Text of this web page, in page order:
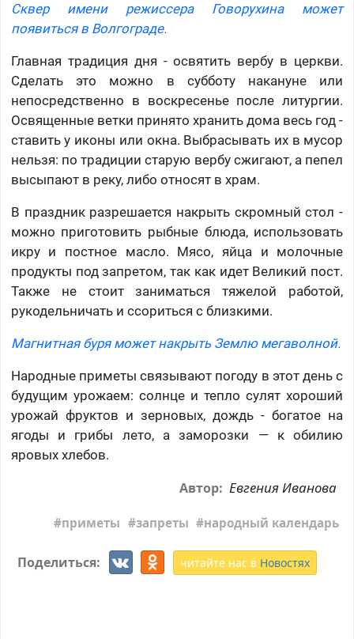
Сквер имени режиссера Говорухина может
появиться в Волгограде.
Главная традиция дня - освятить вербу в церкви.
Сделать это можно в субботу накануне или
непосредственно в воскресенье после литургии.
Освященные ветки принято хранить дома весь год -
ставить у иконы или окна. Выбрасывать их в мусор
нельзя: по традиции старую вербу сжигают, а пепел
высыпают в реку, либо относят в храм.
В праздник разрешается накрыть скромный стол -
можно приготовить рыбные блюда, использовать
икру и постное масло. Мясо, яйца и молочные
продукты под запретом, так как идет Великий пост.
Также не стоит заниматься тяжелой работой,
рукодельничать и ссориться с близкими.
Магнитная буря может накрыть Землю мегаволной.
Народные приметы связывают погоду в этот день с
будущим урожаем: солнце и тепло сулят хороший
урожай фруктов и зерновых, дождь - богатое на
ягоды и грибы лето, а заморозки — к обилию
яровых хлебов.
Автор: Евгения Иванова
приметы запреты народный календарь
Поделиться: читайте нас в Новостях